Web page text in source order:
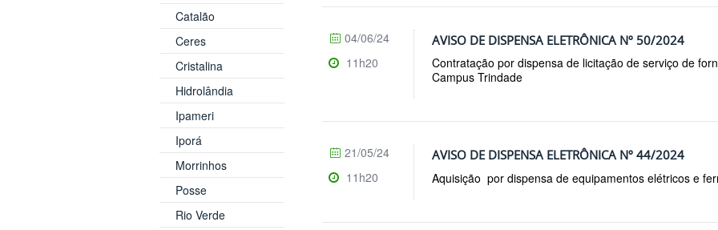
Catalão
Ceres
Cristalina
Hidrolândia
Ipameri
Iporá
Morrinhos
Posse
Rio Verde
AVISO DE DISPENSA ELETRÔNICA Nº 50/2024
Contratação por dispensa de licitação de serviço de
Campus Trindade
04/06/24
11h20
AVISO DE DISPENSA ELETRÔNICA Nº 44/2024
Aquisição por dispensa de equipamentos elétricos e
21/05/24
11h20